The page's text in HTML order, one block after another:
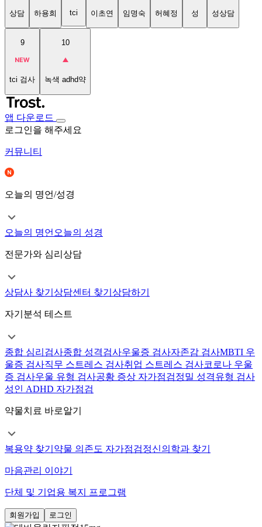
상담 하용희 tci 이초연 임명숙 허혜정 성 성상담
9
tci 검사
10
녹색 adhd약
앱 다운로드
로그인을 해주세요
커뮤니티
오늘의 명언/성경
오늘의 명언 오늘의 성경
전문가와 심리상담
상담사 찾기 상담센터 찾기 상담하기
자기분석 테스트
종합 심리검사종합 성격검사우울증 검사자존감 검사MBTI 우
울증 검사직무 스트레스 검사취업 스트레스 검사코로나 우울
증 검사우울 유형 검사공황 증상 자가점검정밀 성격유형 검사
성인 ADHD 자가점검
약물치료 바로알기
복용약 찾기 약물 의존도 자가점검정신의학과 찾기
마음관리 이야기
단체 및 기업용 복지 프로그램
회원가입 로그인